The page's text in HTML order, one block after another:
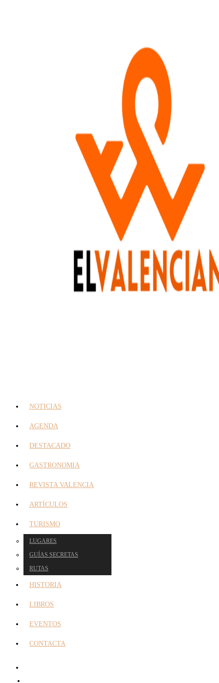
NOTICIAS
AGENDA
DESTACADO
GASTRONOMIA
REVISTA VALENCIA
ARTÍCULOS
TURISMO
LUGARES
GUÍAS SECRETAS
RUTAS
HISTORIA
LIBROS
EVENTOS
CONTACTA